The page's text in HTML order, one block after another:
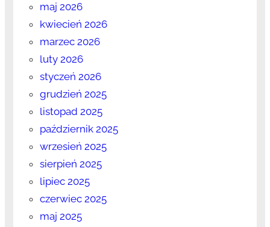
maj 2026
kwiecień 2026
marzec 2026
luty 2026
styczeń 2026
grudzień 2025
listopad 2025
październik 2025
wrzesień 2025
sierpień 2025
lipiec 2025
czerwiec 2025
maj 2025